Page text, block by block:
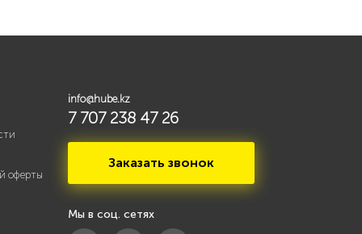
оферты
info@hube.kz
7 707 238 47 26
Заказать звонок
Мы в соц. сетях